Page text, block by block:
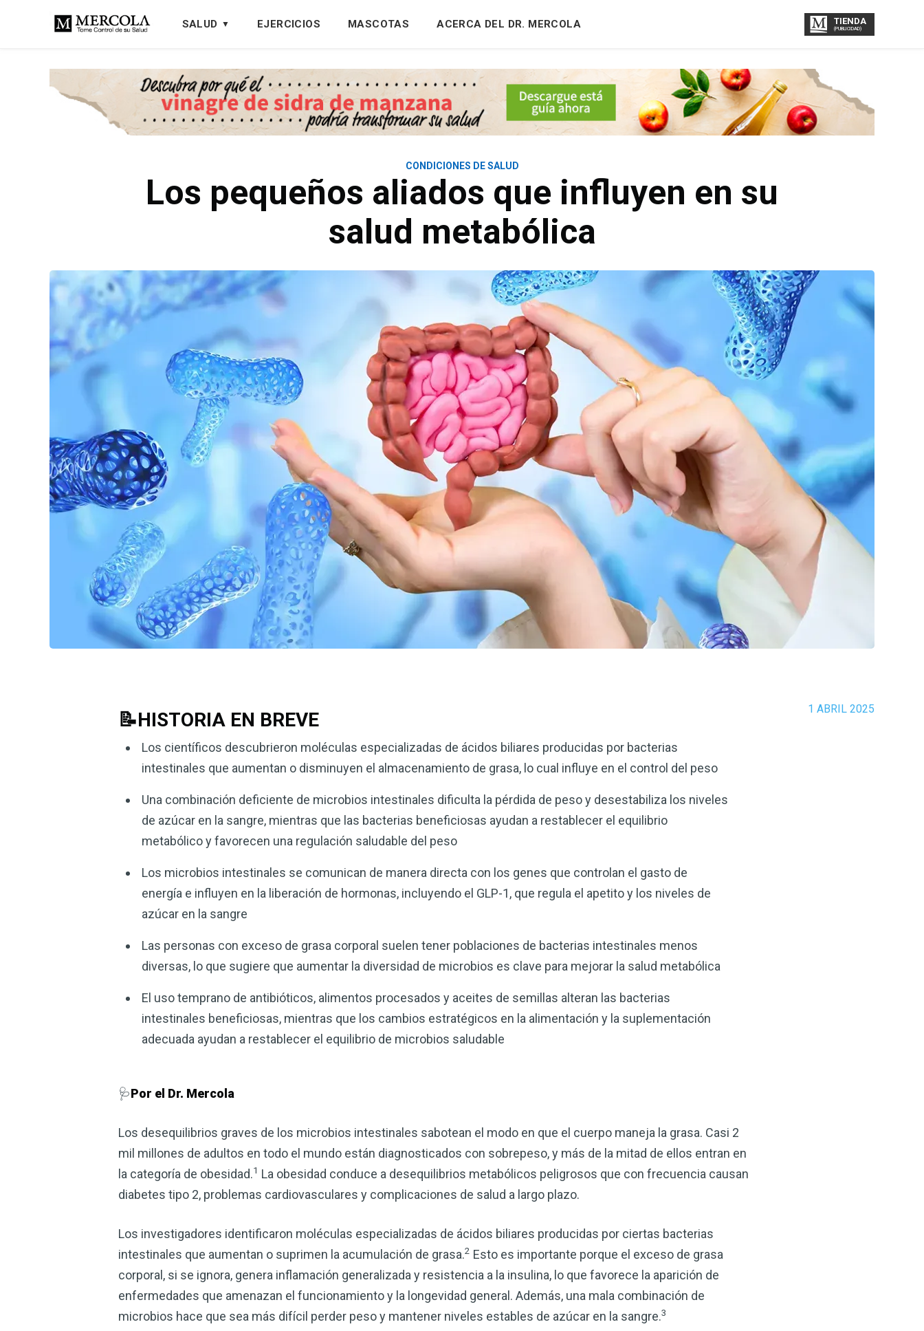
SALUD EJERCICIOS MASCOTAS ACERCA DEL DR. MERCOLA TIENDA
(PUBLICIDAD)
CONDICIONES DE SALUD
Los pequeños aliados que influyen en su
salud metabólica
1 ABRIL 2025
📝HISTORIA EN BREVE
Los científicos descubrieron moléculas especializadas de ácidos biliares producidas por bacterias
intestinales que aumentan o disminuyen el almacenamiento de grasa, lo cual influye en el control del peso
Una combinación deficiente de microbios intestinales dificulta la pérdida de peso y desestabiliza los niveles
de azúcar en la sangre, mientras que las bacterias beneficiosas ayudan a restablecer el equilibrio
metabólico y favorecen una regulación saludable del peso
Los microbios intestinales se comunican de manera directa con los genes que controlan el gasto de
energía e influyen en la liberación de hormonas, incluyendo el GLP-1, que regula el apetito y los niveles de
azúcar en la sangre
Las personas con exceso de grasa corporal suelen tener poblaciones de bacterias intestinales menos
diversas, lo que sugiere que aumentar la diversidad de microbios es clave para mejorar la salud metabólica
El uso temprano de antibióticos, alimentos procesados y aceites de semillas alteran las bacterias
intestinales beneficiosas, mientras que los cambios estratégicos en la alimentación y la suplementación
adecuada ayudan a restablecer el equilibrio de microbios saludable
🩺Por el Dr. Mercola
Los desequilibrios graves de los microbios intestinales sabotean el modo en que el cuerpo maneja la grasa. Casi 2
mil millones de adultos en todo el mundo están diagnosticados con sobrepeso, y más de la mitad de ellos entran en
la categoría de obesidad.1 La obesidad conduce a desequilibrios metabólicos peligrosos que con frecuencia causan
diabetes tipo 2, problemas cardiovasculares y complicaciones de salud a largo plazo.
Los investigadores identificaron moléculas especializadas de ácidos biliares producidas por ciertas bacterias
intestinales que aumentan o suprimen la acumulación de grasa.2 Esto es importante porque el exceso de grasa
corporal, si se ignora, genera inflamación generalizada y resistencia a la insulina, lo que favorece la aparición de
enfermedades que amenazan el funcionamiento y la longevidad general. Además, una mala combinación de
microbios hace que sea más difícil perder peso y mantener niveles estables de azúcar en la sangre.3